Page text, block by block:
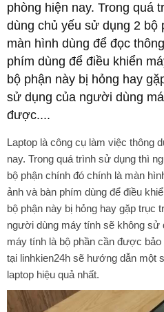
phòng hiện nay. Trong quá
dùng chủ yếu sử dụng 2 bộ
màn hình dùng để đọc
phím dùng để điều khiển
bộ phận này bị hỏng hay
sử dụng của người dùng
được....
Laptop là công cụ làm việc thông
nay. Trong quá trình sử dụng thì
bộ phận chính đó chính là màn
ảnh và bàn phím dùng để điều
bộ phận này bị hỏng hay gặp trục
người dùng máy tính sẽ không sử
máy tính là bộ phần cần được
tại linhkien24h sẽ hướng dẫn một
laptop hiệu quả nhất.